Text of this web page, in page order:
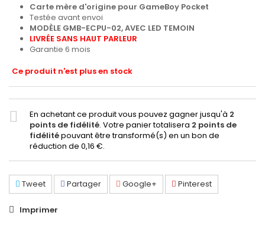
Carte mère d'origine pour GameBoy Pocket
Testée avant envoi
MODÈLE GMB-ECPU-02, AVEC LED TEMOIN
LIVRÉE SANS HAUT PARLEUR
Garantie 6 mois
Ce produit n'est plus en stock
En achetant ce produit vous pouvez gagner jusqu'à 2
points de fidélité. Votre panier totalisera 2 points de
fidélitépouvant être transformé(s) en un bon de
réduction de 0,16 €.
Tweet Partager Google+ Pinterest
Imprimer